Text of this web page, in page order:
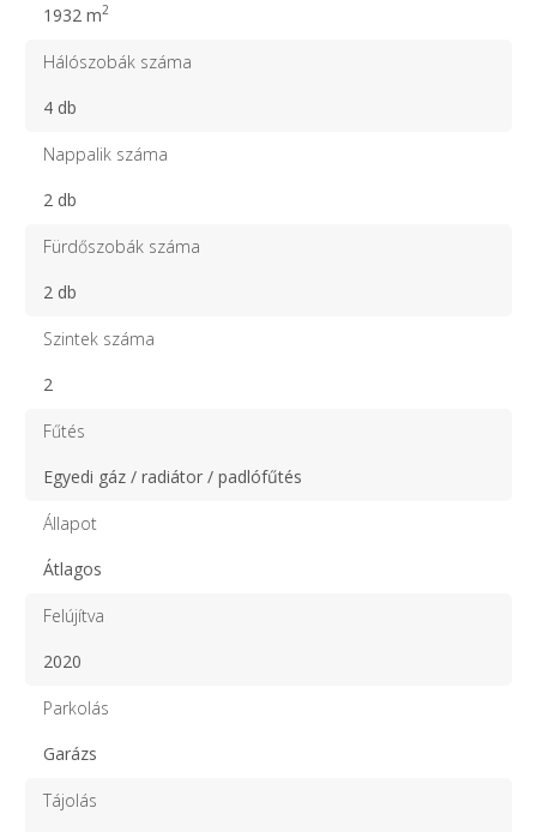
1932 m2
Hálószobák száma
4 db
Nappalik száma
2 db
Fürdőszobák száma
2 db
Szintek száma
2
Fűtés
Egyedi gáz / radiátor / padlófűtés
Állapot
Átlagos
Felújítva
2020
Parkolás
Garázs
Tájolás